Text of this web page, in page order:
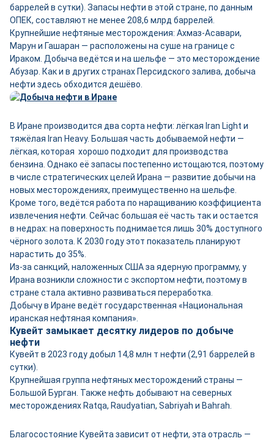
баррелей в сутки). Запасы нефти в этой стране, по данным
ОПЕК, составляют не менее 208,6 млрд баррелей.
Крупнейшие нефтяные месторождения: Ахмаз-Асавари,
Марун и Гашаран — расположены на суше на границе с
Ираком. Добыча ведётся и на шельфе — это месторождение
Абузар. Как и в других странах Персидского залива, добыча
нефти здесь обходится дешёво.
В Иране производится два сорта нефти: лёгкая Iran Light и
тяжёлая Iran Heavy. Большая часть добываемой нефти —
лёгкая, которая хорошо подходит для производства
бензина. Однако её запасы постепенно истощаются, поэтому
в числе стратегических целей Ирана — развитие добычи на
новых месторождениях, преимущественно на шельфе.
Кроме того, ведётся работа по наращиванию коэффициента
извлечения нефти. Сейчас большая её часть так и остается
в недрах: на поверхность поднимается лишь 30% доступного
чёрного золота. К 2030 году этот показатель планируют
нарастить до 35%.
Из-за санкций, наложенных США за ядерную программу, у
Ирана возникли сложности с экспортом нефти, поэтому в
стране стала активно развиваться переработка.
Добычу в Иране ведёт государственная «Национальная
иранская нефтяная компания».
Кувейт замыкает десятку лидеров по добыче
нефти
Кувейт в 2023 году добыл 14,8 млн т нефти (2,91 баррелей в
сутки).
Крупнейшая группа нефтяных месторождений страны —
Большой Бурган. Также нефть добывают на северных
месторождениях Ratqa, Raudyatian, Sabriyah и Bahrah.
Благосостояние Кувейта зависит от нефти, эта отрасль —